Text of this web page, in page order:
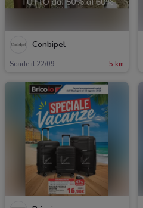
Conbipel
Scade il 22/09 5 km